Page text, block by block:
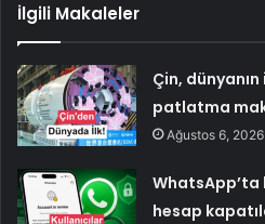
İlgili Makaleler
Çin,
patlatma
Ağustos 6, 2026
hesap